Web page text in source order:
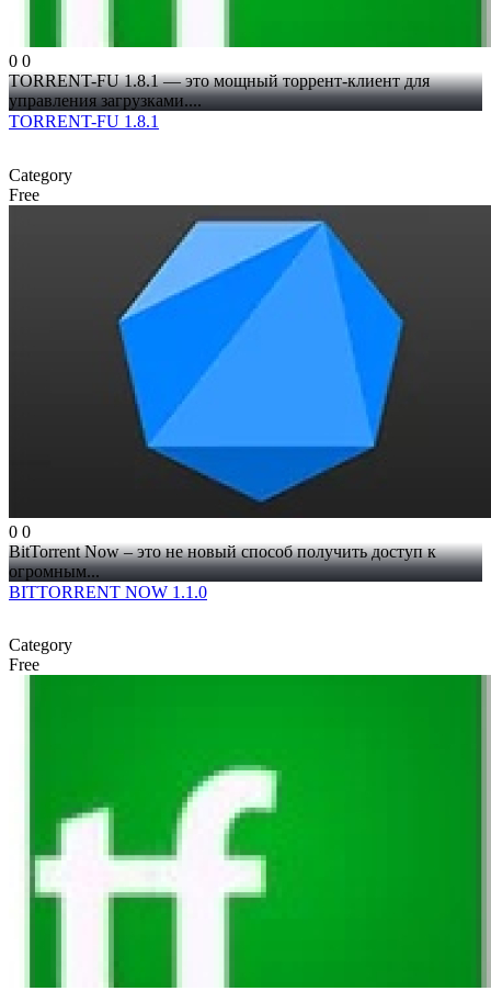
0 0
TORRENT-FU 1.8.1 — это мощный торрент-клиент для
управления загрузками....
TORRENT-FU 1.8.1
Category
Free
0 0
BitTorrent Now – это не новый способ получить доступ к
огромным...
BITTORRENT NOW 1.1.0
Category
Free